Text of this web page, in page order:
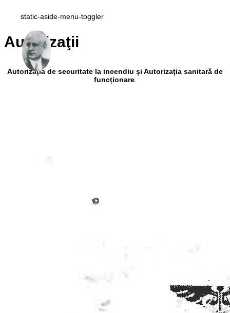
static-aside-menu-toggler
Autorizaţii
Autorizația de securitate la incendiu și Autorizația sanitară de
funcționare.